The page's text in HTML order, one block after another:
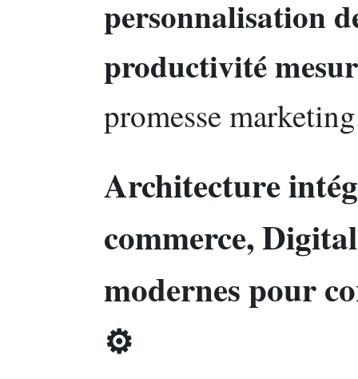
personnalisation
productivité
promesse
Architecture
commerce,
modernes pour
⚙️